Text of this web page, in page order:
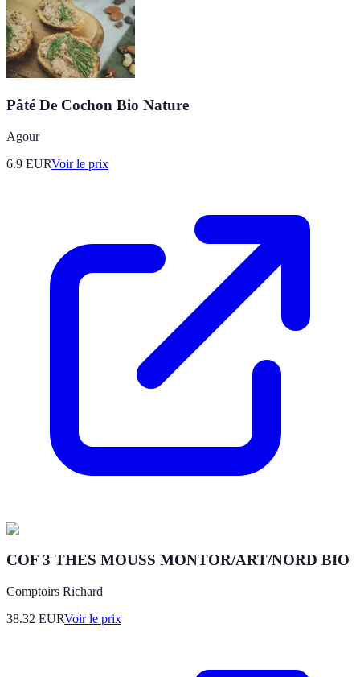
Pâté De Cochon Bio Nature
Agour
6.9 EURVoir le prix
COF 3 THES MOUSS MONTOR/ART/NORD BIO
Comptoirs Richard
38.32 EURVoir le prix